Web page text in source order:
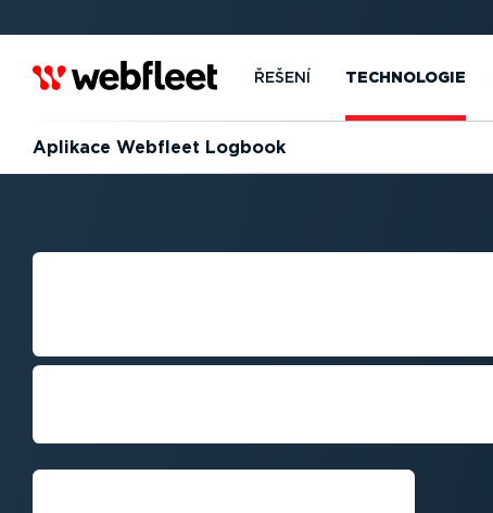
ŘEŠENÍ TECHNOLOGIE
Aplikace Webfleet Logbook
APLIKACE